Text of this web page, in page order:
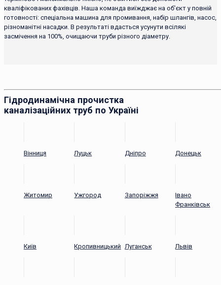
кваліфікованих фахівців. Наша команда виїжджає на об'єкт у повній
готовності: спеціальна машина для промивання, набір шлангів, насос,
різноманітні насадки. В результаті вдасться усунути всілякі
засмічення на 100%, очищаючи труби різного діаметру.
Гідродинамічна прочистка
каналізаційних труб по Україні
Вінниця Луцьк Дніпро Донецьк
Житомир Ужгород Запоріжжя
Івано
Франківськ
Київ Кропивницький Луганськ Львів